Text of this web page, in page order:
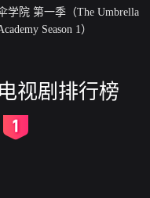
学院 第一季（The Umbrella
Season 1）
电视剧排行榜